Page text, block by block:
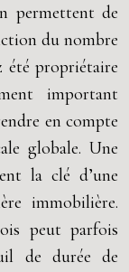
permettent de
du nombre
été propriétaire
important
en compte
globale. Une
la clé d’une
immobilière.
peut parfois
de durée de